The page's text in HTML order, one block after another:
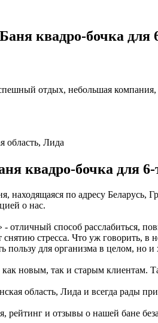
квадро-бочка для
отдых, небольшая компания,
область, Лида
квадро-бочка для 6-
находящаяся по адресу
о нас.
- отличный способ расслабиться,
стресса. Что уж говорить,
пользу для организма в целом, но
новым, так и старым клиентам.
область, Лида и всегда рады
и отзывы о нашей бане